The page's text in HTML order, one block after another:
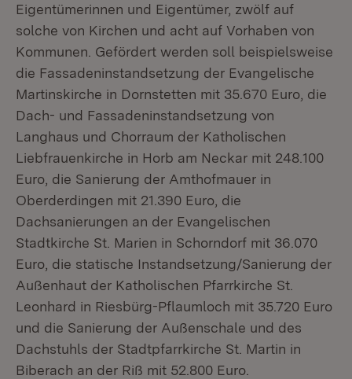
Eigentümerinnen und Eigentümer, zwölf auf
solche von Kirchen und acht auf Vorhaben von
Kommunen. Gefördert werden soll beispielsweise
die Fassadeninstandsetzung der Evangelische
Martinskirche in Dornstetten mit 35.670 Euro, die
Dach- und Fassadeninstandsetzung von
Langhaus und Chorraum der Katholischen
Liebfrauenkirche in Horb am Neckar mit 248.100
Euro, die Sanierung der Amthofmauer in
Oberderdingen mit 21.390 Euro, die
Dachsanierungen an der Evangelischen
Stadtkirche St. Marien in Schorndorf mit 36.070
Euro, die statische Instandsetzung/Sanierung der
Außenhaut der Katholischen Pfarrkirche St.
Leonhard in Riesbürg-Pflaumloch mit 35.720 Euro
und die Sanierung der Außenschale und des
Dachstuhls der Stadtpfarrkirche St. Martin in
Biberach an der Riß mit 52.800 Euro.